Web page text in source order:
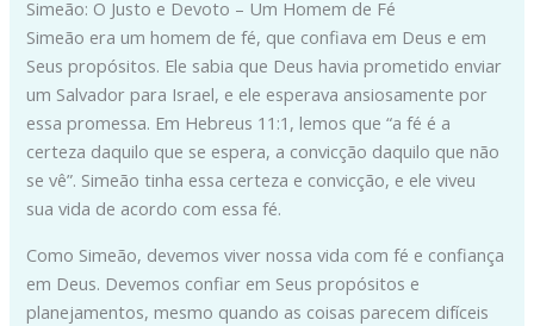
Simeão: O Justo e Devoto – Um Homem de Fé
Simeão era um homem de fé, que confiava em Deus e em
Seus propósitos. Ele sabia que Deus havia prometido enviar
um Salvador para Israel, e ele esperava ansiosamente por
essa promessa. Em Hebreus 11:1, lemos que “a fé é a
certeza daquilo que se espera, a convicção daquilo que não
se vê”. Simeão tinha essa certeza e convicção, e ele viveu
sua vida de acordo com essa fé.
Como Simeão, devemos viver nossa vida com fé e confiança
em Deus. Devemos confiar em Seus propósitos e
planejamentos, mesmo quando as coisas parecem difíceis